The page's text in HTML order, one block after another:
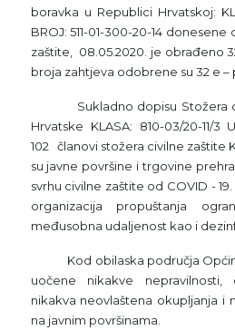
boravka u Republici Hrvatskoj:
BROJ: 511-01-300-20-14
zaštite, 08.05.2020. je obrađeno
broja zahtjeva odobrene su 32 e –
Sukladno dopisu Stožera
Hrvatske KLASA: 810-03/20-11/3
102 članovi stožera civilne zaštite
su javne površine i trgovine
svrhu civilne zaštite od COVID -
organizacija propuštanja
međusobna udaljenost kao i
Kod obilaska područja Općine
uočene nikakve nepravilnosti,
nikakva neovlaštena okupljanja i
na javnim površinama.